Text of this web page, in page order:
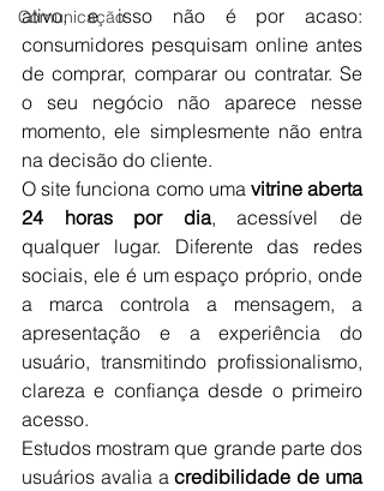
Comunicação
ativo, e isso não é por acaso:
consumidores pesquisam online antes
de comprar, comparar ou contratar. Se
o seu negócio não aparece nesse
momento, ele simplesmente não entra
na decisão do cliente.
O site funciona como uma vitrine aberta
24 horas por dia, acessível de
qualquer lugar. Diferente das redes
sociais, ele é um espaço próprio, onde
a marca controla a mensagem, a
apresentação e a experiência do
usuário, transmitindo profissionalismo,
clareza e confiança desde o primeiro
acesso.
Estudos mostram que grande parte dos
usuários avalia a credibilidade de uma